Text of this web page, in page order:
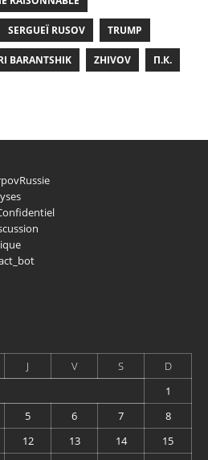
SERGUEÏ RUSOV TRUMP
BARANTSHIK ZHIVOV П.К.
J V S
D
1
5 6 7
8
12 13 14
15